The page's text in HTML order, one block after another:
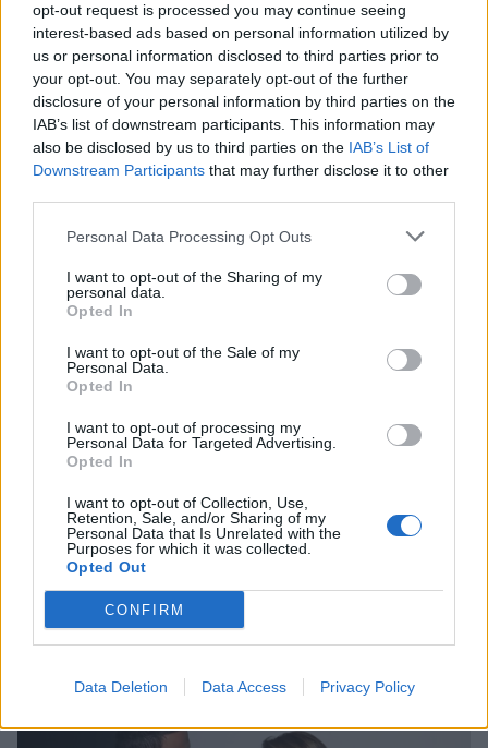
opt-out request is processed you may continue seeing
interest-based ads based on personal information utilized by
us or personal information disclosed to third parties prior to
your opt-out. You may separately opt-out of the further
disclosure of your personal information by third parties on the
IAB’s list of downstream participants. This information may
also be disclosed by us to third parties on the IAB’s List of
Downstream Participants that may further disclose it to other
Personal Data Processing Opt Outs
I want to opt-out of the Sharing of my
personal data.
Opted In
I want to opt-out of the Sale of my
Personal Data.
Opted In
I want to opt-out of processing my
Personal Data for Targeted Advertising.
Opted In
I want to opt-out of Collection, Use,
Retention, Sale, and/or Sharing of my
Personal Data that Is Unrelated with the
Purposes for which it was collected.
Opted Out
CONFIRM
Data Deletion Data Access Privacy Policy
GOSSIP CAM
Λαμπερές παρουσίες σε event-Η σικ
εμφάνιση της Δούνια, το μίνι της Αντωνά &
η Μπότση με την κόρη της
03:07 @02-07-2025
SHOWBIZ
Ξέσπασε ο Κωνσταντίνος Χριστοφόρου:
«Φτάνει με τον ηλικιακό ρατσισμό!»
11:56 @14-04-2025